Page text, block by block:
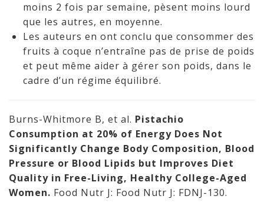
moins 2 fois par semaine, pèsent moins lourd
que les autres, en moyenne.
Les auteurs en ont conclu que consommer des
fruits à coque n’entraîne pas de prise de poids
et peut même aider à gérer son poids, dans le
cadre d’un régime équilibré.
Burns-Whitmore B, et al. Pistachio
Consumption at 20% of Energy Does Not
Significantly Change Body Composition, Blood
Pressure or Blood Lipids but Improves Diet
Quality in Free-Living, Healthy College-Aged
Women. Food Nutr J: Food Nutr J: FDNJ-130.